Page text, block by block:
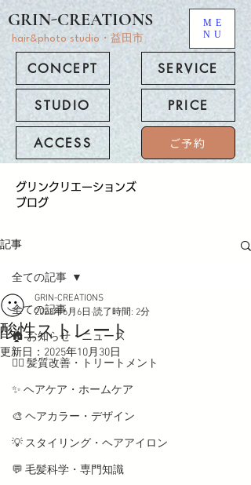
GRIN-CREATIONS
hair&photo studio・益田市
CONCEPT
STUDIO
ACCESS
SERVICE
PRICE
ご予約
ME
NU
​グリンクリエーションズ
ブログ
記事
全ての記事
🏠 お知らせ・ニュース
💇‍♀️ 髪質改善・トリートメント
✨ ヘアケア・ホームケア
🎨 ヘアカラー・デザイン
💡 スタイリング・ヘアアイロン
💬 毛髪科学・専門知識
全ての記事
酸性ストレート
GRIN-CREATIONS
2023年6月6日 読了時間: 2分
更新日： 2025年10月30日